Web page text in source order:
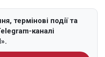
термінові події та
каналі